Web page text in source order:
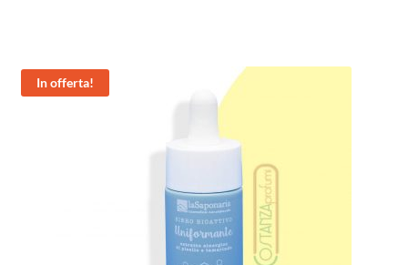
In offerta!